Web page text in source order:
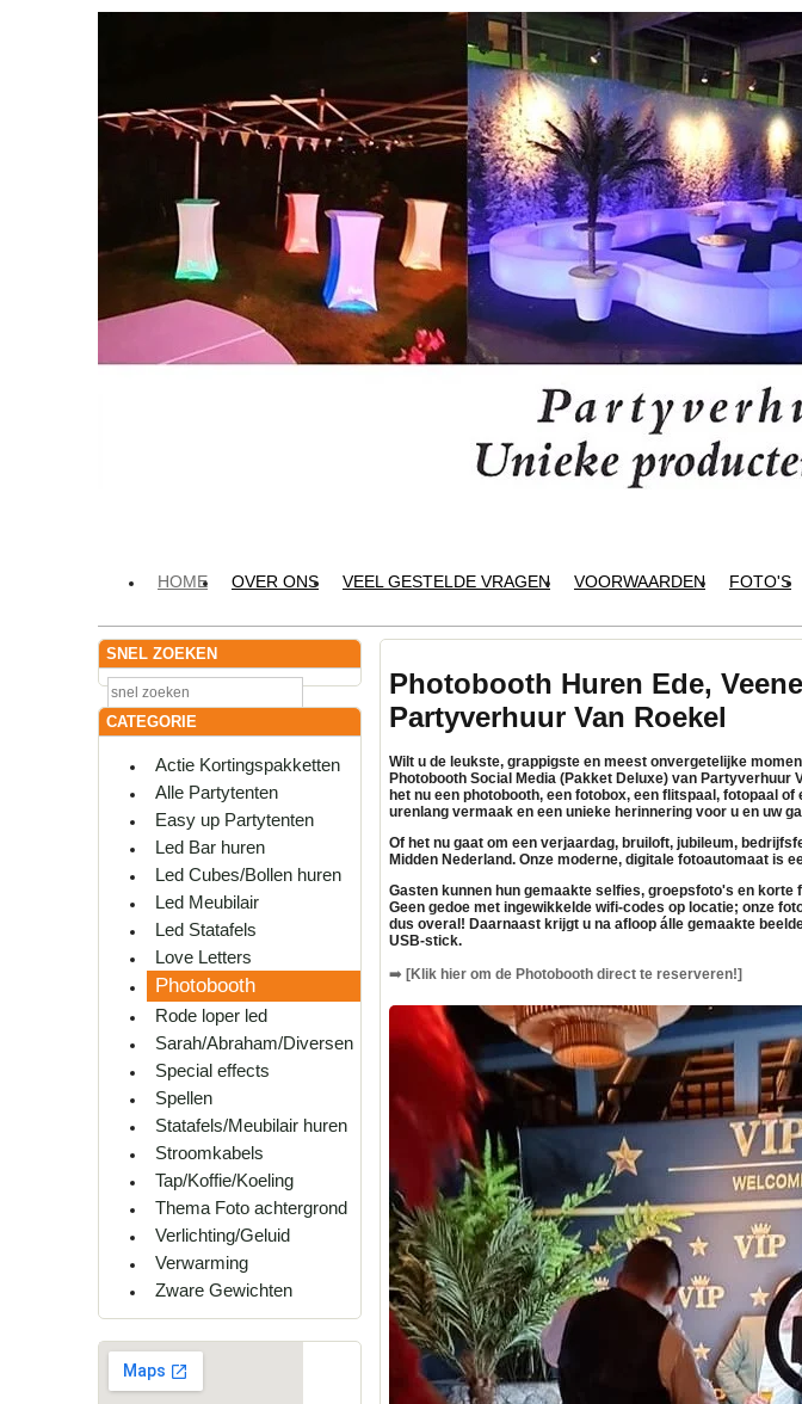
HOME OVER ONS VEEL GESTELDE VRAGEN VOORWAARDEN FOTO'S
SNEL ZOEKEN
CATEGORIE
Actie Kortingspakketten
Alle Partytenten
Easy up Partytenten
Led Bar huren
Led Cubes/Bollen huren
Led Meubilair
Led Statafels
Love Letters
Photobooth
Rode loper led
Sarah/Abraham/Diversen
Special effects
Spellen
Statafels/Meubilair huren
Stroomkabels
Tap/Koffie/Koeling
Thema Foto achtergrond
Verlichting/Geluid
Verwarming
Zware Gewichten
Photobooth Huren Ede,
Partyverhuur Van Roekel
Wilt u de leukste, grappigste en meest onvergetelijke
Photobooth Social Media (Pakket Deluxe) van Partyverhuur
het nu een photobooth, een fotobox, een flitspaal , fotopaal of
urenlang vermaak en een unieke herinnering voor u en uw
Of het nu gaat om een verjaardag, bruiloft, jubileum,
Midden Nederland. Onze moderne, digitale fotoautomaat is
Gasten kunnen hun gemaakte selfies, groepsfoto's en korte
Geen gedoe met ingewikkelde wifi-codes op locatie; onze
dus overal! Daarnaast krijgt u na afloop álle gemaakte
USB-stick.
➡️ [Klik hier om de Photobooth direct te reserveren!]